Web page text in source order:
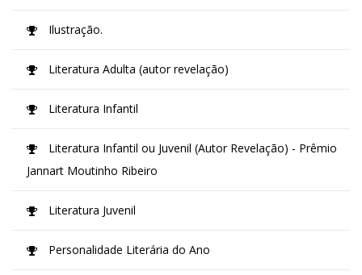
Ilustração.
Literatura Adulta (autor revelação)
Literatura Infantil
Literatura Infantil ou Juvenil (Autor Revelação) - Prêmio
Jannart Moutinho Ribeiro
Literatura Juvenil
Personalidade Literária do Ano